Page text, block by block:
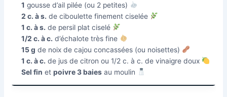
1 gousse d’ail pilée (ou 2 petites)
2 c. à s. de ciboulette finement ciselée
1 c. à s. de persil plat ciselé
1/2 c. à c. d’échalote très fine
15 g de noix de cajou concassées (ou noisettes)
1 c. à c. de jus de citron ou 1/2 c. à c. de vinaigre doux
Sel fin etpoivre 3 baies au moulin